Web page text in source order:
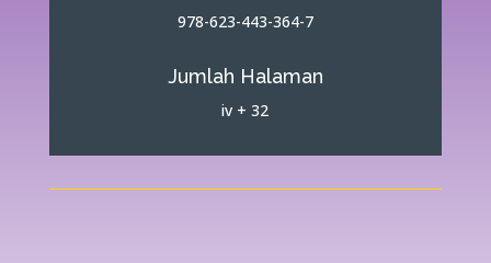
978-623-443-364-7
Jumlah Halaman
iv + 32